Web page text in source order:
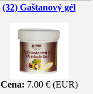
(32) Gaštanový gél
Cena: 7.00 € (EUR)